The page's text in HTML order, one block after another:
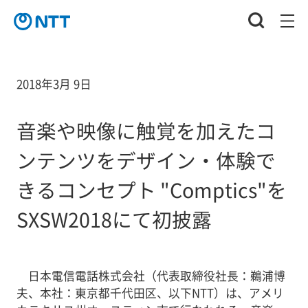
2018年3月 9日
音楽や映像に触覚を加えたコ
ンテンツをデザイン・体験で
きるコンセプト "Comptics"を
SXSW2018にて初披露
日本電信電話株式会社（代表取締役社長：鵜浦博
夫、本社：東京都千代田区、以下NTT）は、アメリ